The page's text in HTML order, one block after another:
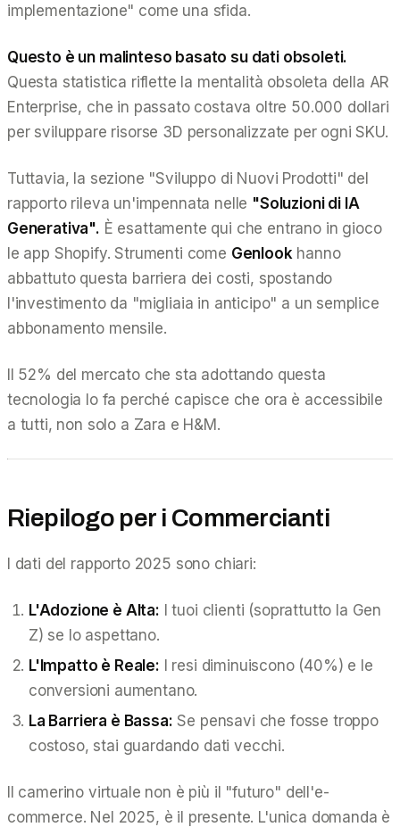
implementazione" come una sfida.
Questo è un malinteso basato su dati obsoleti.
Questa statistica riflette la mentalità obsoleta della AR
Enterprise, che in passato costava oltre 50.000 dollari
per sviluppare risorse 3D personalizzate per ogni SKU.
Tuttavia, la sezione "Sviluppo di Nuovi Prodotti" del
rapporto rileva un'impennata nelle "Soluzioni di IA
Generativa". È esattamente qui che entrano in gioco
le app Shopify. Strumenti come Genlook hanno
abbattuto questa barriera dei costi, spostando
l'investimento da "migliaia in anticipo" a un semplice
abbonamento mensile.
Il 52% del mercato che sta adottando questa
tecnologia lo fa perché capisce che ora è accessibile
a tutti, non solo a Zara e H&M.
Riepilogo per i Commercianti
I dati del rapporto 2025 sono chiari:
L'Adozione è Alta: I tuoi clienti (soprattutto la Gen
Z) se lo aspettano.
L'Impatto è Reale: I resi diminuiscono (40%) e le
conversioni aumentano.
La Barriera è Bassa: Se pensavi che fosse troppo
costoso, stai guardando dati vecchi.
Il camerino virtuale non è più il "futuro" dell'e-
commerce. Nel 2025, è il presente. L'unica domanda è